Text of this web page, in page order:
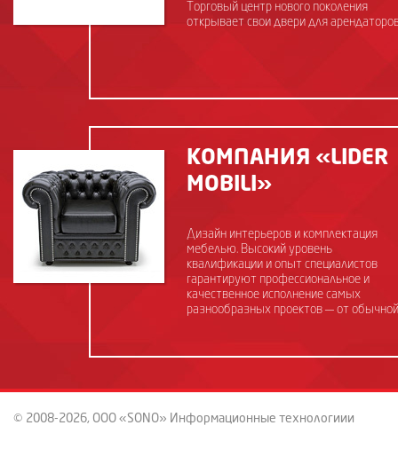
Торговый центр нового поколения
открывает свои двери для
КОМПАНИЯ «LIDER
MOBILI»
Дизайн интерьеров и комплектация
мебелью. Высокий уровень
квалификации и опыт специалистов
гарантируют профессиональное и
качественное исполнение самых
разнообразных проектов — от обычной
© 2008-2026, ООО «SONO» Информационные технологиии